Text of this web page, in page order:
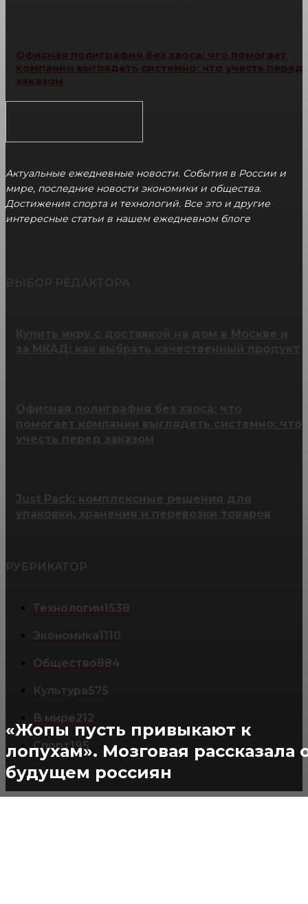
«Жопы пусть привыкают к
лопухам». Мозговая рассказала
будущем россиян
Офисная полиграфия без хаоса: что помогает
компании выглядеть системно: что учесть перед
заказом
Актуальные ежедневные новости. События в России и
мире, последние новости экономики и общества.
Достижения спорта и технологий. Все это и другие
интересные статьи в нашем ежедневном блоге
помогает компании выглядеть системно: что
учесть перед заказом
Just Pack: комплексные решения для
упаковки, хранения и перевозки товаров
РУБРИКАТОР
Технологии1538
Экономика1110
Общество884
Культура575
В мире212
Спорт195